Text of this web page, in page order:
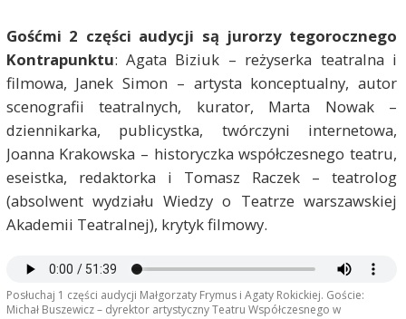
Gośćmi 2 części audycji są jurorzy tegorocznego
Kontrapunktu: Agata Biziuk – reżyserka teatralna i
filmowa, Janek Simon – artysta konceptualny, autor
scenografii teatralnych, kurator, Marta Nowak –
dziennikarka, publicystka, twórczyni internetowa,
Joanna Krakowska – historyczka współczesnego teatru,
eseistka, redaktorka i Tomasz Raczek – teatrolog
(absolwent wydziału Wiedzy o Teatrze warszawskiej
Akademii Teatralnej), krytyk filmowy.
Posłuchaj 1 części audycji Małgorzaty Frymus i Agaty Rokickiej. Goście:
Michał Buszewicz – dyrektor artystyczny Teatru Współczesnego w